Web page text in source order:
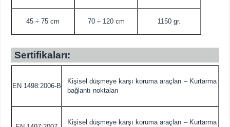
45 ÷ 75 cm 70 ÷ 120 cm 1150 gr.
Sertifikaları:
EN 1498:2006-B
Kişisel düşmeye karşı koruma araçları – Kurtarma
bağlantı noktaları
Kişisel düşmeye karşı koruma araçları – Kurtarma